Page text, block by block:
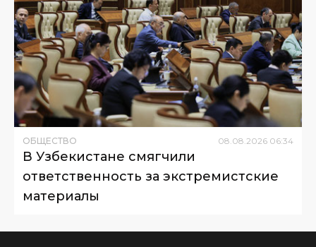
ОБЩЕСТВО 08.08.2026 06:34
В Узбекистане смягчили
ответственность за экстремистские
материалы